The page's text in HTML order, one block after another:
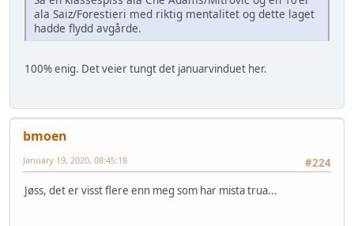
ala Saiz/Forestieri med riktig mentalitet og dette laget
hadde flydd avgårde.
100% enig. Det veier tungt det januarvinduet her.
bmoen
#224
January 19, 2020, 08:45:18
Jøss, det er visst flere enn meg som har mista trua...